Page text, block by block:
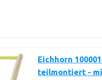
Eichhorn
teilmontiert -